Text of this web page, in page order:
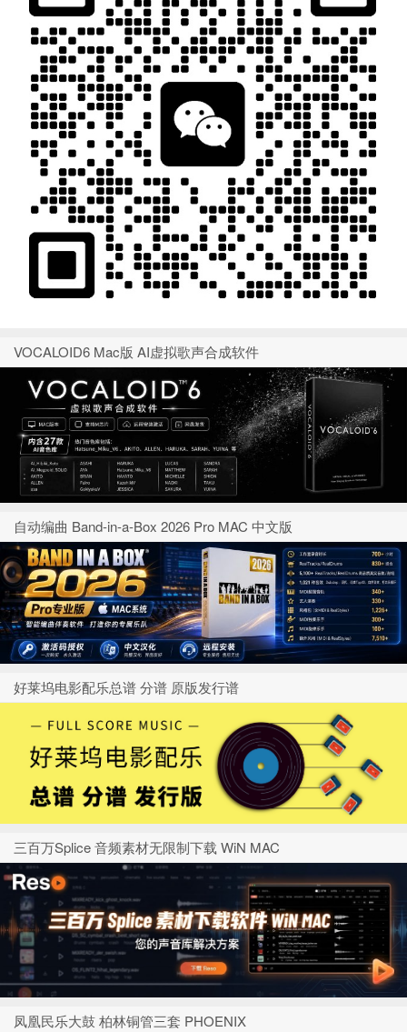
VOCALOID6 Mac版 AI虚拟歌声合成软件
自动编曲 Band-in-a-Box 2026 Pro MAC 中文版
好莱坞电影配乐总谱 分谱 原版发行谱
三百万Splice 音频素材无限制下载 WiN MAC
凤凰民乐大鼓 柏林铜管三套 PHOENIX